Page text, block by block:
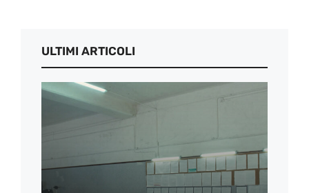
ULTIMI ARTICOLI